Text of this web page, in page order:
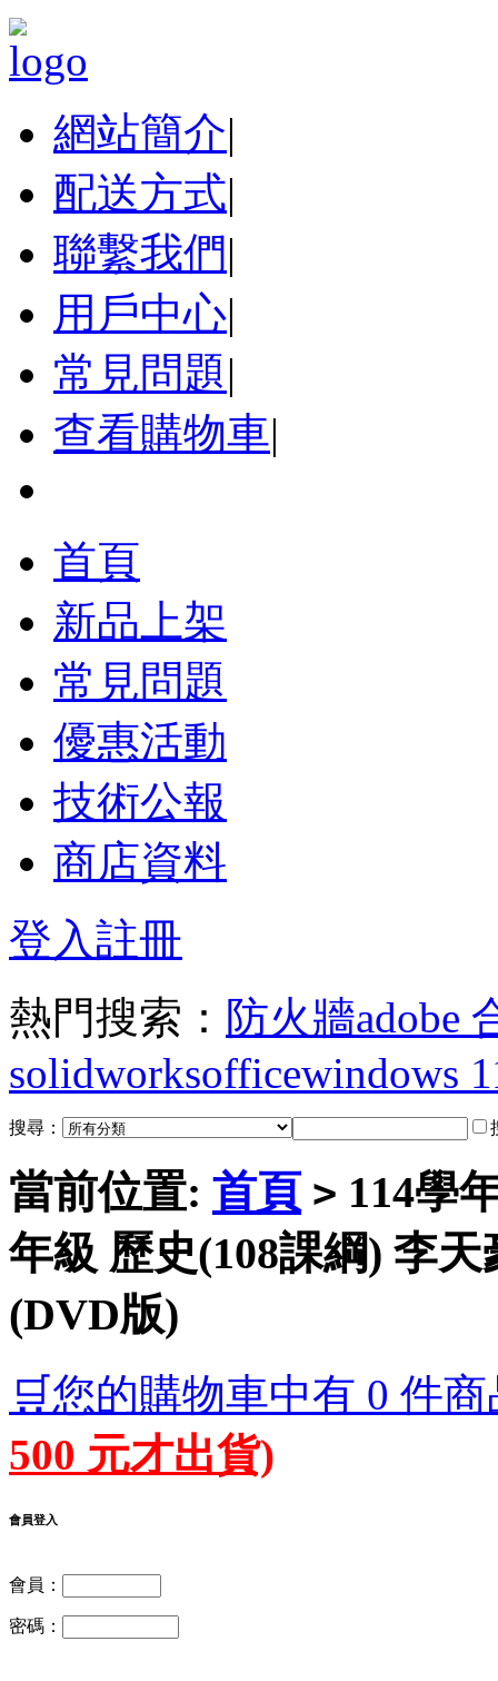
網站簡介|
配送方式|
聯繫我們|
用戶中心|
常見問題|
查看購物車|
首頁
新品上架
常見問題
優惠活動
技術公報
商店資料
登入註冊
熱門搜索： 防火牆adobe
solidworksofficewindows
搜尋：
當前位置: 首頁 > 114學
年級 歷史(108課綱) 李
(DVD版)
🛒您的購物車中有 0 件
500 元才出貨)
會員登入
會員：
密碼：